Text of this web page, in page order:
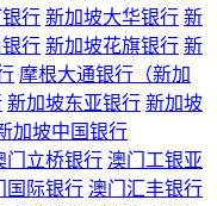
行 新加坡大华银行 新
行 新加坡花旗银行 新
摩根大通银行（新加
新加坡东亚银行 新加坡
加坡中国银行
门立桥银行 澳门工银亚
国际银行 澳门汇丰银行